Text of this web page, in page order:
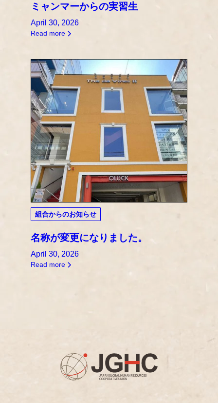
ミャンマーからの実習生
April 30, 2026
Read more
組合からのお知らせ
名称が変更になりました。
April 30, 2026
Read more